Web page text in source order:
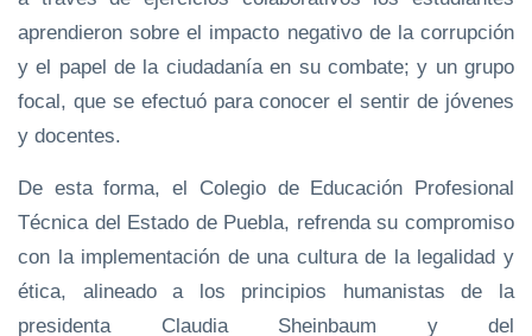
aprendieron sobre el impacto negativo de la corrupción
y el papel de la ciudadanía en su combate; y un grupo
focal, que se efectuó para conocer el sentir de jóvenes
y docentes.
De esta forma, el Colegio de Educación Profesional
Técnica del Estado de Puebla, refrenda su compromiso
con la implementación de una cultura de la legalidad y
ética, alineado a los principios humanistas de la
presidenta Claudia Sheinbaum y del